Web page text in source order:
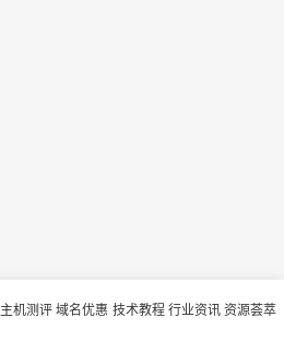
主机测评 域名优惠 技术教程 行业资讯 资源荟萃